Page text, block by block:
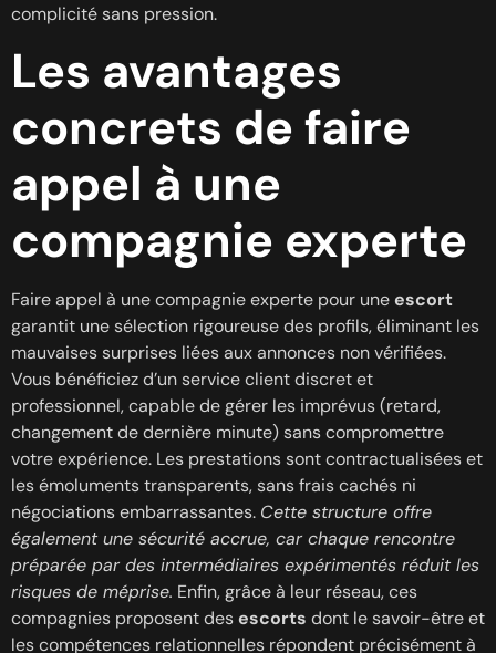
complicité sans pression.
Les avantages
concrets de faire
appel à une
compagnie experte
Faire appel à une compagnie experte pour uneescort
garantit une sélection rigoureuse des profils, éliminant les
mauvaises surprises liées aux annonces non vérifiées.
Vous bénéficiez d’un service client discret et
professionnel, capable de gérer les imprévus (retard,
changement de dernière minute) sans compromettre
votre expérience. Les prestations sont contractualisées et
les émoluments transparents, sans frais cachés ni
négociations embarrassantes. Cette structure offre
également une sécurité accrue, car chaque rencontre
préparée par des intermédiaires expérimentés réduit les
risques de méprise. Enfin, grâce à leur réseau, ces
compagnies proposent desescorts dont le savoir-être et
les compétences relationnelles répondent précisément à